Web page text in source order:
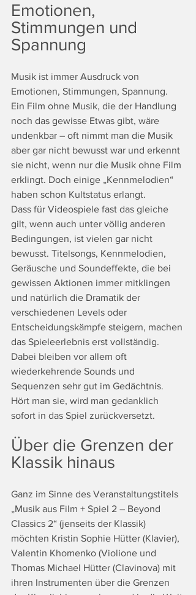
Emotionen,
Stimmungen und
Spannung
Musik ist immer Ausdruck von
Emotionen, Stimmungen, Spannung.
Ein Film ohne Musik, die der Handlung
noch das gewisse Etwas gibt, wäre
undenkbar – oft nimmt man die Musik
aber gar nicht bewusst war und erkennt
sie nicht, wenn nur die Musik ohne Film
erklingt. Doch einige „Kennmelodien“
haben schon Kultstatus erlangt.
Dass für Videospiele fast das gleiche
gilt, wenn auch unter völlig anderen
Bedingungen, ist vielen gar nicht
bewusst. Titelsongs, Kennmelodien,
Geräusche und Soundeffekte, die bei
gewissen Aktionen immer mitklingen
und natürlich die Dramatik der
verschiedenen Levels oder
Entscheidungskämpfe steigern, machen
das Spieleerlebnis erst vollständig.
Dabei bleiben vor allem oft
wiederkehrende Sounds und
Sequenzen sehr gut im Gedächtnis.
Hört man sie, wird man gedanklich
sofort in das Spiel zurückversetzt.
Über die Grenzen der
Klassik hinaus
Ganz im Sinne des Veranstaltungstitels
„Musik aus Film + Spiel 2 – Beyond
Classics 2“ (jenseits der Klassik)
möchten Kristin Sophie Hütter (Klavier),
Valentin Khomenko (Violione und
Thomas Michael Hütter (Clavinova) mit
ihren Instrumenten über die Grenzen